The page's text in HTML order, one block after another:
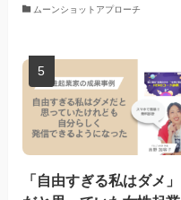
ムーンショットアプローチ
「自由すぎる私はダメ」